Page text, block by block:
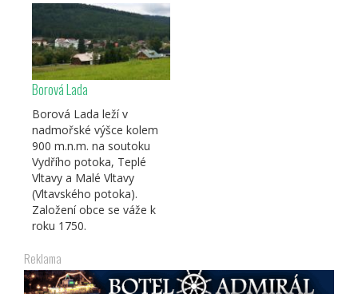
Borová Lada
Borová Lada leží v
nadmořské výšce kolem
900 m.n.m. na soutoku
Vydřího potoka, Teplé
Vltavy a Malé Vltavy
(Vltavského potoka).
Založení obce se váže k
roku 1750.
Reklama